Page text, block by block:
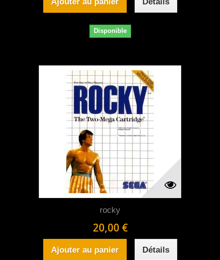
Disponible
rocky
20,00 €
Ajouter au panier Détails